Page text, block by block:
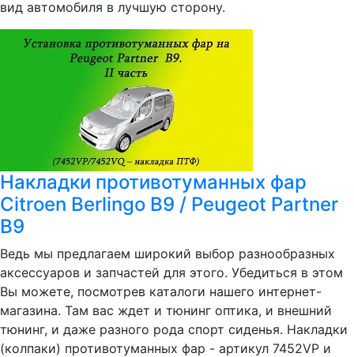
вид автомобиля в лучшую сторону.
Накладки противотуманных фар
Citroen Berlingo B9 / Peugeot Partner
B9
Ведь мы предлагаем широкий выбор разнообразных
аксессуаров и запчастей для этого. Убедиться в этом
Вы можете, посмотрев каталоги нашего интернет-
магазина. Там вас ждет и тюнинг оптика, и внешний
тюнинг, и даже разного рода спорт сиденья. Накладки
(колпаки) противотуманных фар - артикул 7452VP и